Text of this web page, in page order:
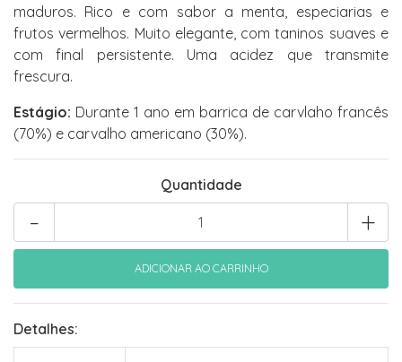
maduros. Rico e com sabor a menta, especiarias e
frutos vermelhos. Muito elegante, com taninos suaves e
com final persistente. Uma acidez que transmite
frescura.
Estágio: Durante 1 ano em barrica de carvlaho francês
(70%) e carvalho americano (30%).
Quantidade
+
-
Detalhes: